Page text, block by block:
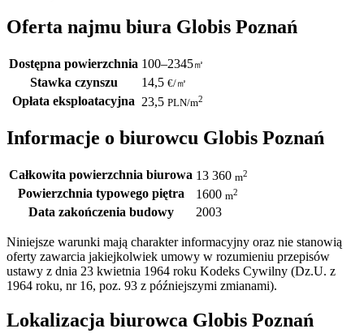
Oferta najmu biura Globis Poznań
Dostępna powierzchnia 100–2345㎡
Stawka czynszu 14,5 €/㎡
Opłata eksploatacyjna 23,5 PLN/m2
Informacje o biurowcu Globis Poznań
Całkowita powierzchnia biurowa 13 360 m2
Powierzchnia typowego piętra 1600 m2
Data zakończenia budowy 2003
Niniejsze warunki mają charakter informacyjny oraz nie stanowią
oferty zawarcia jakiejkolwiek umowy w rozumieniu przepisów
ustawy z dnia 23 kwietnia 1964 roku Kodeks Cywilny (Dz.U. z
1964 roku, nr 16, poz. 93 z późniejszymi zmianami).
Lokalizacja biurowca Globis Poznań